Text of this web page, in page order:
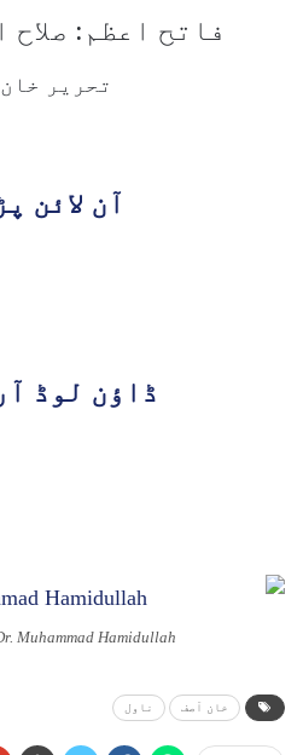
تحریر
آن لائن
ڈاؤن لوڈ
Muhammad Hamidullah
خان آصف ناول